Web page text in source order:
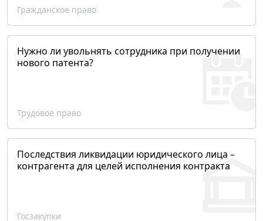
Гражданское право
Нужно ли увольнять сотрудника при получении
нового патента?
Трудовое право
Последствия ликвидации юридического лица –
контрагента для целей исполнения контракта
Госзакупки